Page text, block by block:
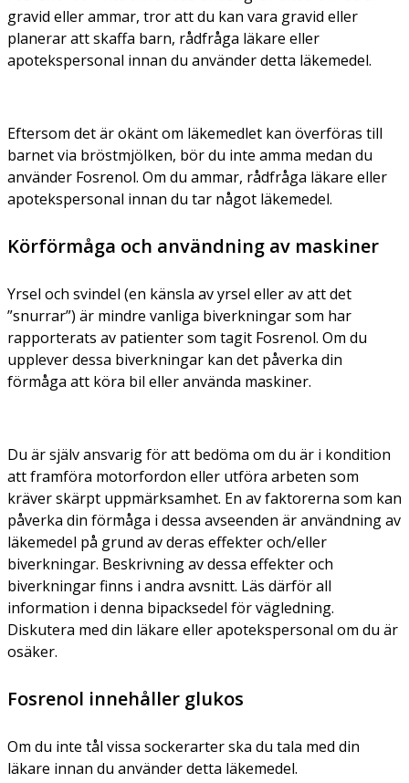
gravid eller ammar, tror att du kan vara gravid eller
planerar att skaffa barn, rådfråga läkare eller
apotekspersonal innan du använder detta läkemedel.
Eftersom det är okänt om läkemedlet kan överföras till
barnet via bröstmjölken, bör du inte amma medan du
använder Fosrenol. Om du ammar, rådfråga läkare eller
apotekspersonal innan du tar något läkemedel.
Körförmåga och användning av maskiner
Yrsel och svindel (en känsla av yrsel eller av att det
”snurrar”) är mindre vanliga biverkningar som har
rapporterats av patienter som tagit Fosrenol. Om du
upplever dessa biverkningar kan det påverka din
förmåga att köra bil eller använda maskiner.
Du är själv ansvarig för att bedöma om du är i kondition
att framföra motorfordon eller utföra arbeten som
kräver skärpt uppmärksamhet. En av faktorerna som kan
påverka din förmåga i dessa avseenden är användning av
läkemedel på grund av deras effekter och/eller
biverkningar. Beskrivning av dessa effekter och
biverkningar finns i andra avsnitt. Läs därför all
information i denna bipacksedel för vägledning.
Diskutera med din läkare eller apotekspersonal om du är
osäker.
Fosrenol innehåller glukos
Om du inte tål vissa sockerarter ska du tala med din
läkare innan du använder detta läkemedel.